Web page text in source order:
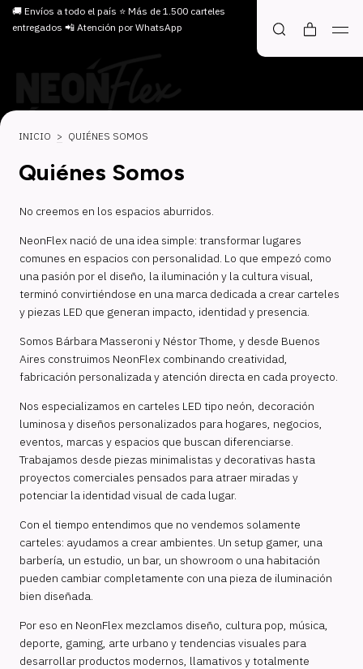
🚚 Envíos a todo el país ⭐ Más de 1.500 carteles
entregados 📲 Atención por WhatsApp
INICIO > QUIÉNES SOMOS
Quiénes Somos
No creemos en los espacios aburridos.
NeonFlex nació de una idea simple: transformar lugares
comunes en espacios con personalidad. Lo que empezó como
una pasión por el diseño, la iluminación y la cultura visual,
terminó convirtiéndose en una marca dedicada a crear carteles
y piezas LED que generan impacto, identidad y presencia.
Somos Bárbara Masseroni y Néstor Thome, y desde Buenos
Aires construimos NeonFlex combinando creatividad,
fabricación personalizada y atención directa en cada proyecto.
Nos especializamos en carteles LED tipo neón, decoración
luminosa y diseños personalizados para hogares, negocios,
eventos, marcas y espacios que buscan diferenciarse.
Trabajamos desde piezas minimalistas y decorativas hasta
proyectos comerciales pensados para atraer miradas y
potenciar la identidad visual de cada lugar.
Con el tiempo entendimos que no vendemos solamente
carteles: ayudamos a crear ambientes. Un setup gamer, una
barbería, un estudio, un bar, un showroom o una habitación
pueden cambiar completamente con una pieza de iluminación
bien diseñada.
Por eso en NeonFlex mezclamos diseño, cultura pop, música,
deporte, gaming, arte urbano y tendencias visuales para
desarrollar productos modernos, llamativos y totalmente